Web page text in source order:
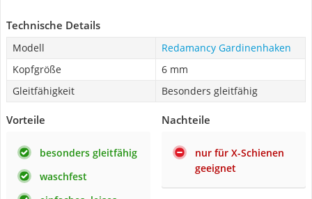
Technische Details
Modell
Redamancy Gardinenhaken
Kopfgröße
6 mm
Gleitfähigkeit
Besonders gleitfähig
Vorteile
besonders gleitfähig
waschfest
Nachteile
nur für X-Schienen
geeignet